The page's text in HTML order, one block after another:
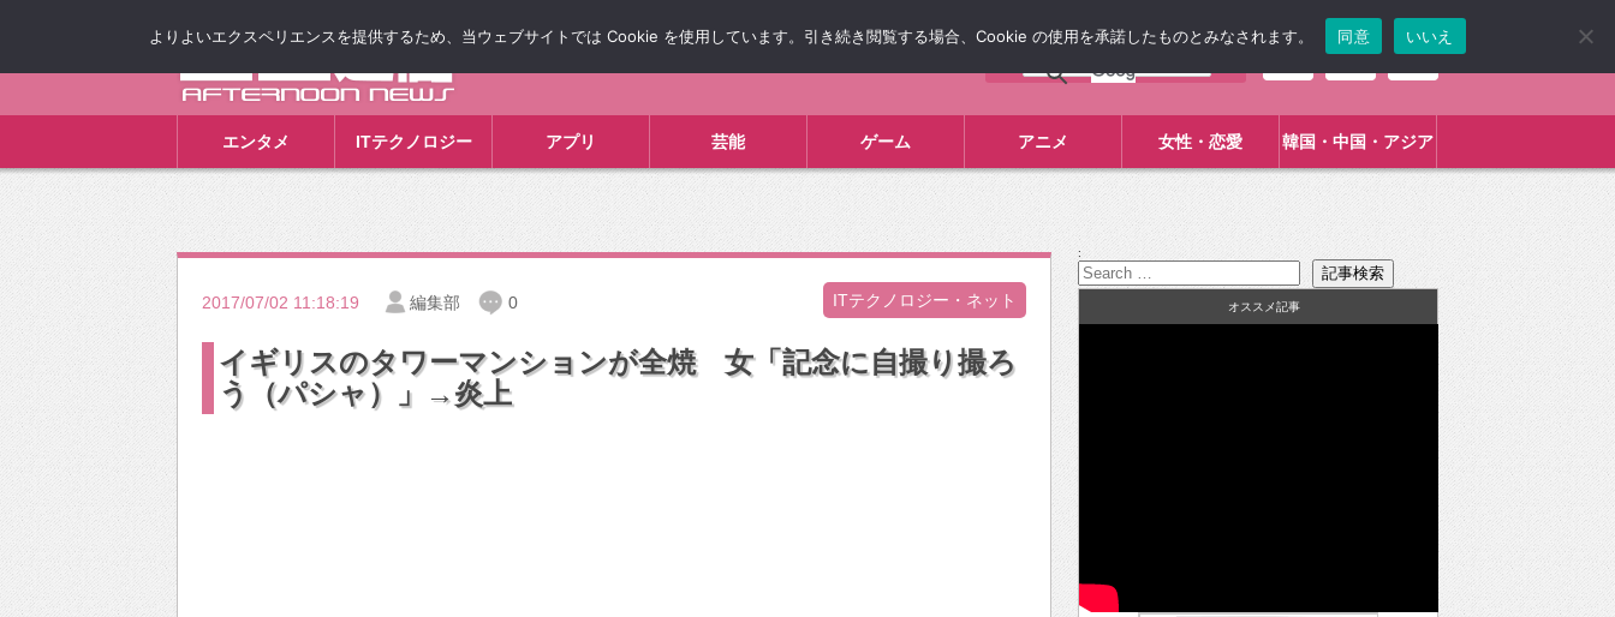
エンタメ ITテクノロジー アプリ 芸能 ゲーム アニメ 女性・恋愛 韓国・中国・アジア
2017/07/02 11:18:19 編集部 0 ITテクノロジー・ネット
イギリスのタワーマンションが全焼 女「記念に自撮り撮ろ
う（パシャ）」→炎上
:
オススメ記事
よりよいエクスペリエンスを提供するため、当ウェブサイトでは Cookie を使用しています。引き続き閲覧する場合、Cookie の使用を承諾したものとみなされます。 同意 いいえ